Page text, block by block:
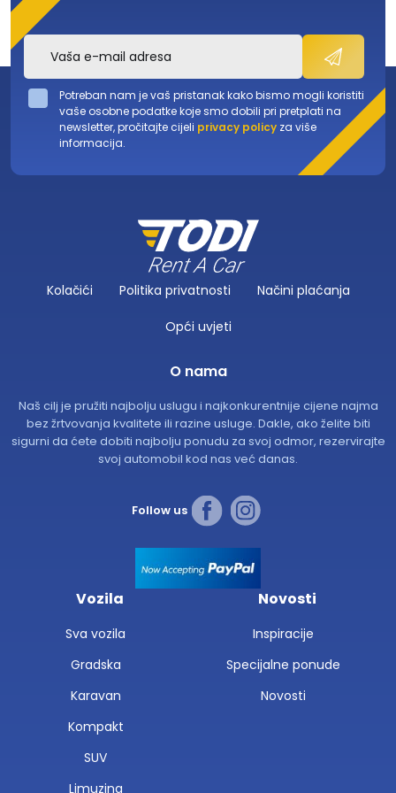
Potreban nam je vaš pristanak kako bismo mogli koristiti
vaše osobne podatke koje smo dobili pri pretplati na
newsletter, pročitajte cijeli privacy policy za više
informacija.
Kolačići Politika privatnosti Načini plaćanja
Opći uvjeti
O nama
Naš cilj je pružiti najbolju uslugu i najkonkurentnije cijene najma
bez žrtvovanja kvalitete ili razine usluge. Dakle, ako želite biti
sigurni da ćete dobiti najbolju ponudu za svoj odmor, rezervirajte
svoj automobil kod nas već danas.
Follow us
Vozila
Sva vozila
Gradska
Karavan
Kompakt
SUV
Limuzina
Novosti
Inspiracije
Specijalne ponude
Novosti